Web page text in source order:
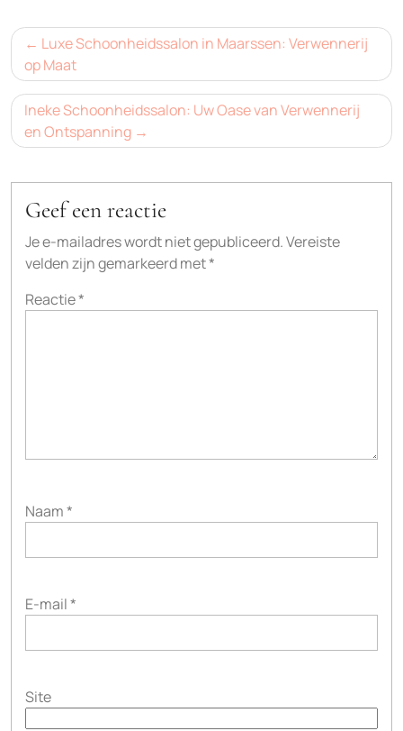
Bericht
navigatie
Luxe Schoonheidssalon in Maarssen: Verwennerij
op Maat
Ineke Schoonheidssalon: Uw Oase van Verwennerij
en Ontspanning
Geef een reactie
Je e-mailadres wordt niet gepubliceerd.Vereiste
velden zijn gemarkeerd met*
Reactie*
Naam*
E-mail*
Site